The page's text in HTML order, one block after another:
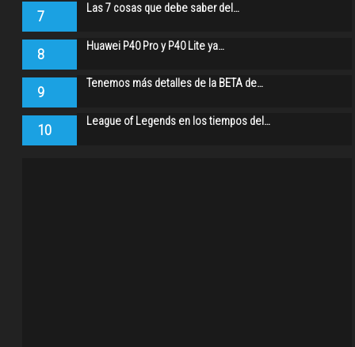
7 Las 7 cosas que debe saber del…
8 Huawei P40 Pro y P40 Lite ya…
9 Tenemos más detalles de la BETA de…
10 League of Legends en los tiempos del…